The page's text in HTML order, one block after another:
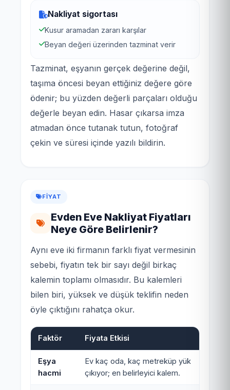
Nakliyat sigortası
Kusur aramadan zararı karşılar
Beyan değeri üzerinden tazminat verir
Tazminat, eşyanın gerçek değerine değil,
taşıma öncesi beyan ettiğiniz değere göre
ödenir; bu yüzden değerli parçaları olduğu
değerle beyan edin. Hasar çıkarsa imza
atmadan önce tutanak tutun, fotoğraf
çekin ve süresi içinde yazılı bildirin.
FIYAT
Evden Eve Nakliyat Fiyatları
Neye Göre Belirlenir?
Aynı eve iki firmanın farklı fiyat vermesinin
sebebi, fiyatın tek bir sayı değil birkaç
kalemin toplamı olmasıdır. Bu kalemleri
bilen biri, yüksek ve düşük teklifin neden
öyle çıktığını rahatça okur.
Faktör Fiyata Etkisi
Eşya
hacmi
Ev kaç oda, kaç metreküp yük
çıkıyor; en belirleyici kalem.